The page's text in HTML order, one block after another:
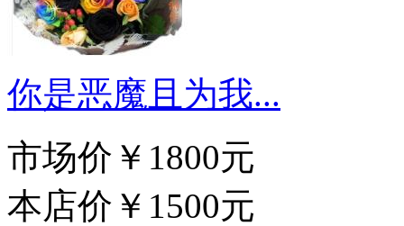
你是恶魔且为我...
市场价 ￥1800元
本店价 ￥1500元